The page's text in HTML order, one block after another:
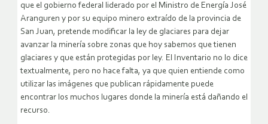
que el gobierno federal liderado por el Ministro de Energía José
Aranguren y por su equipo minero extraído de la provincia de
San Juan, pretende modificar la ley de glaciares para dejar
avanzar la minería sobre zonas que hoy sabemos que tienen
glaciares y que están protegidas por ley. El Inventario no lo dice
textualmente, pero no hace falta, ya que quien entiende como
utilizar las imágenes que publican rápidamente puede
encontrar los muchos lugares donde la minería está dañando el
recurso.